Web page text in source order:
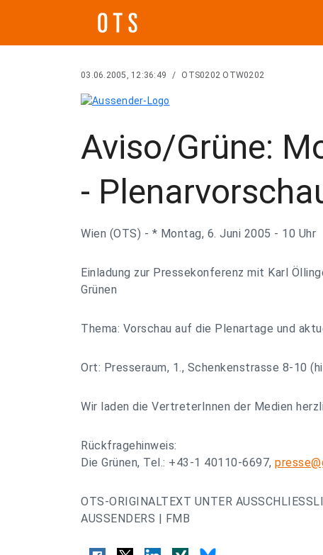
03.06.2005, 12:36:49 / OTS0202 OTW0202
Aviso/Grüne:
-
Wien (OTS) - * Montag, 6. Juni 2005 - 10 Uhr
Einladung zur Pressekonferenz mit Karl
Grünen
Thema: Vorschau auf die Plenartage und
Ort: Presseraum, 1., Schenkenstrasse 8-10
Wir laden die VertreterInnen der Medien
Rückfragehinweis:
Die Grünen, Tel.: +43-1 40110-6697,
OTS-ORIGINALTEXT UNTER
AUSSENDERS | FMB